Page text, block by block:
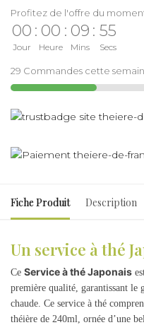
Profitez de l'offre du
00
Jour
: 00
Heure
: 09
Mins
: 55
Secs
29 Commandes cette
Fiche Produit Description
Un service à thé
Ce Service à thé Japonais
première qualité, garantissant le
chaude. Ce service à thé
théière de 240ml, ornée d’une